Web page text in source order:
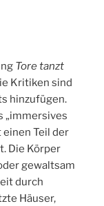
Tore tanzt
Kritiken sind
hinzufügen.
„immersives
Teil der
Die Körper
gewaltsam
durch
Häuser,